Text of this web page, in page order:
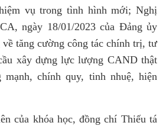
vụ trong tình hình mới; Nghị
ngày 18/01/2023 của Đảng ủy
tăng cường công tác chính trị, tư
xây dựng lực lượng CAND thật
mạnh, chính quy, tinh nhuệ, hiện
của khóa học, đồng chí Thiếu tá